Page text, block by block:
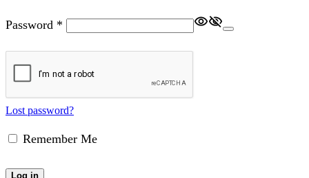
Password *
Lost password?
Remember Me
Log in